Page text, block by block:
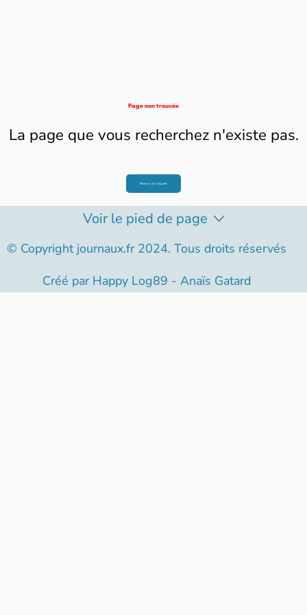
Page non trouvée
La page que vous recherchez n'existe pas.
Retour à l'accueil
Voir le pied de page
© Copyright journaux.fr 2024. Tous droits réservés
Créé par Happy Log89 - Anaïs Gatard